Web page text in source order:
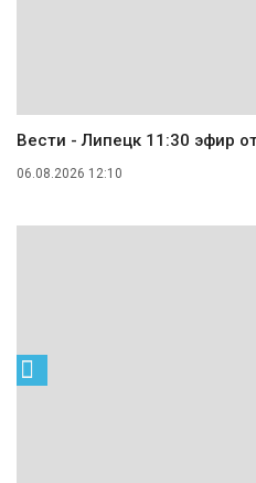
Вести - Липецк 11:30 эфир
06.08.2026 12:10